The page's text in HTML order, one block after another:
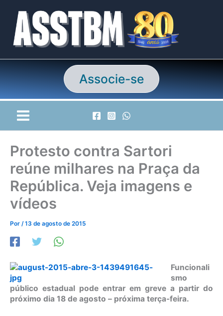
conteúdo
Associe-se
Protesto contra Sartori
reúne milhares na Praça da
República. Veja imagens e
vídeos
Por /13 de agosto de 2015
Funcionali
smo
público estadual pode entrar em greve a partir do
próximo dia 18 de agosto – próxima terça-feira.